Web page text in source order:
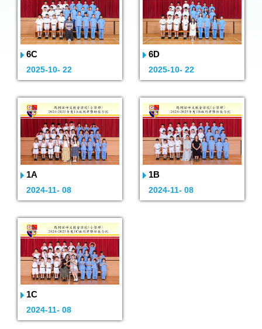
6C
2025-10- 22
6D
2025-10- 22
1A
2024-11- 08
1B
2024-11- 08
1C
2024-11- 08